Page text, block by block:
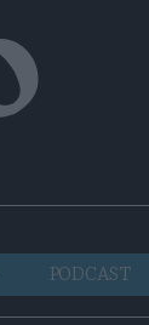
PODCAST